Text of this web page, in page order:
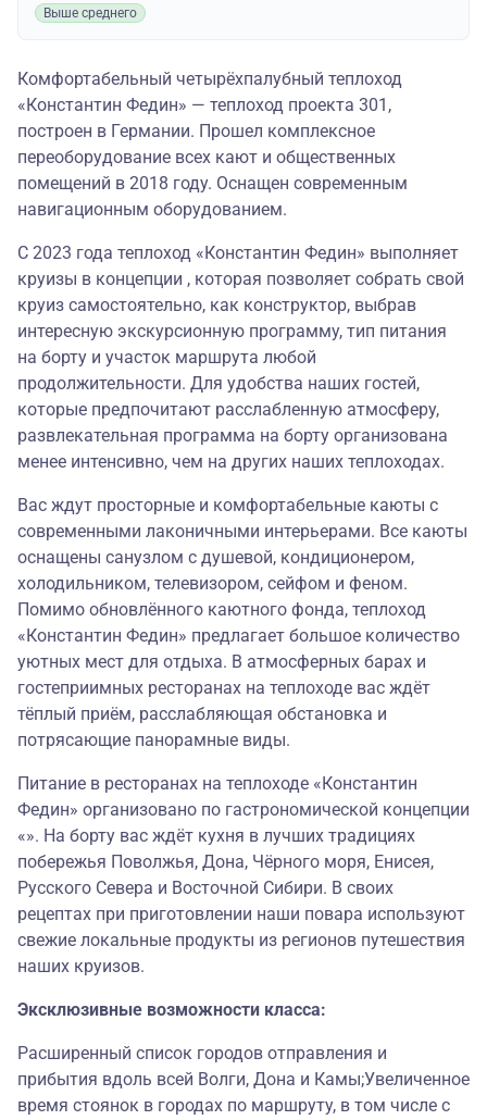
Выше среднего
Комфортабельный четырёхпалубный теплоход
«Константин Федин» — теплоход проекта 301,
построен в Германии. Прошел комплексное
переоборудование всех кают и общественных
помещений в 2018 году. Оснащен современным
навигационным оборудованием.
С 2023 года теплоход «Константин Федин» выполняет
круизы в концепции , которая позволяет собрать свой
круиз самостоятельно, как конструктор, выбрав
интересную экскурсионную программу, тип питания
на борту и участок маршрута любой
продолжительности. Для удобства наших гостей,
которые предпочитают расслабленную атмосферу,
развлекательная программа на борту организована
менее интенсивно, чем на других наших теплоходах.
Вас ждут просторные и комфортабельные каюты с
современными лаконичными интерьерами. Все каюты
оснащены санузлом с душевой, кондиционером,
холодильником, телевизором, сейфом и феном.
Помимо обновлённого каютного фонда, теплоход
«Константин Федин» предлагает большое количество
уютных мест для отдыха. В атмосферных барах и
гостеприимных ресторанах на теплоходе вас ждёт
тёплый приём, расслабляющая обстановка и
потрясающие панорамные виды.
Питание в ресторанах на теплоходе «Константин
Федин» организовано по гастрономической концепции
«». На борту вас ждёт кухня в лучших традициях
побережья Поволжья, Дона, Чёрного моря, Енисея,
Русского Севера и Восточной Сибири. В своих
рецептах при приготовлении наши повара используют
свежие локальные продукты из регионов путешествия
наших круизов.
Эксклюзивные возможности класса:
Расширенный список городов отправления и
прибытия вдоль всей Волги, Дона и Камы;Увеличенное
время стоянок в городах по маршруту, в том числе с